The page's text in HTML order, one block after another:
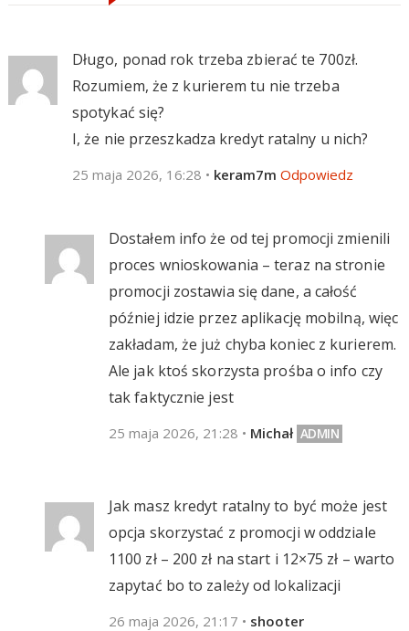
Długo, ponad rok trzeba zbierać te 700zł.
Rozumiem, że z kurierem tu nie trzeba
spotykać się?
I, że nie przeszkadza kredyt ratalny u nich?
25 maja 2026, 16:28 • keram7m Odpowiedz
Dostałem info że od tej promocji zmienili
proces wnioskowania – teraz na stronie
promocji zostawia się dane, a całość
później idzie przez aplikację mobilną, więc
zakładam, że już chyba koniec z kurierem.
Ale jak ktoś skorzysta prośba o info czy
tak faktycznie jest
25 maja 2026, 21:28 • Michał
Jak masz kredyt ratalny to być może jest
opcja skorzystać z promocji w oddziale
1100 zł – 200 zł na start i 12×75 zł – warto
zapytać bo to zależy od lokalizacji
26 maja 2026, 21:17 • shooter